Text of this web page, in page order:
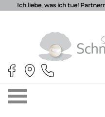
Ich liebe, was ich tue!